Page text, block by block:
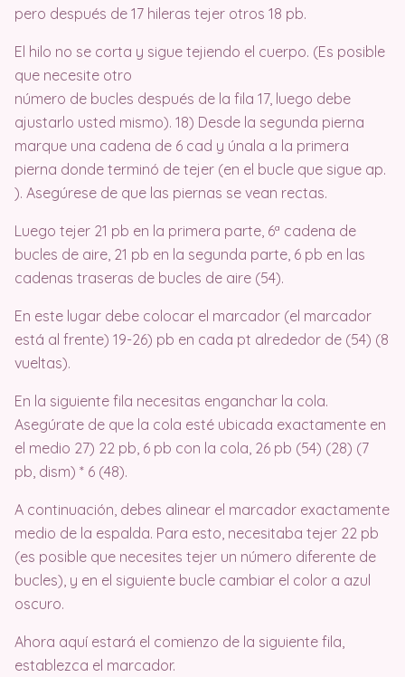
pero después de 17 hileras tejer otros 18 pb.
El hilo no se corta y sigue tejiendo el cuerpo. (Es posible
que necesite otro
número de bucles después de la fila 17, luego debe
ajustarlo usted mismo). 18) Desde la segunda pierna
marque una cadena de 6 cad y únala a la primera
pierna donde terminó de tejer (en el bucle que sigue ap.
). Asegúrese de que las piernas se vean rectas.
Luego tejer 21 pb en la primera parte, 6ª cadena de
bucles de aire, 21 pb en la segunda parte, 6 pb en las
cadenas traseras de bucles de aire (54).
En este lugar debe colocar el marcador (el marcador
está al frente) 19-26) pb en cada pt alrededor de (54) (8
vueltas).
En la siguiente fila necesitas enganchar la cola.
Asegúrate de que la cola esté ubicada exactamente en
el medio 27) 22 pb, 6 pb con la cola, 26 pb (54) (28) (7
pb, dism) * 6 (48).
A continuación, debes alinear el marcador exactamente
medio de la espalda. Para esto, necesitaba tejer 22 pb
(es posible que necesites tejer un número diferente de
bucles), y en el siguiente bucle cambiar el color a azul
oscuro.
Ahora aquí estará el comienzo de la siguiente fila,
establezca el marcador.